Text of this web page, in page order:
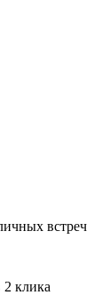
встреч
2 клика